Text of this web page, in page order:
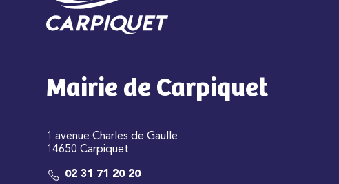
Mairie de Carpiquet
1 avenue Charles de Gaulle
14650 Carpiquet
02 31 71 20 20